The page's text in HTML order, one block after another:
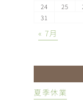
24
25
31
« 7月
夏季休業